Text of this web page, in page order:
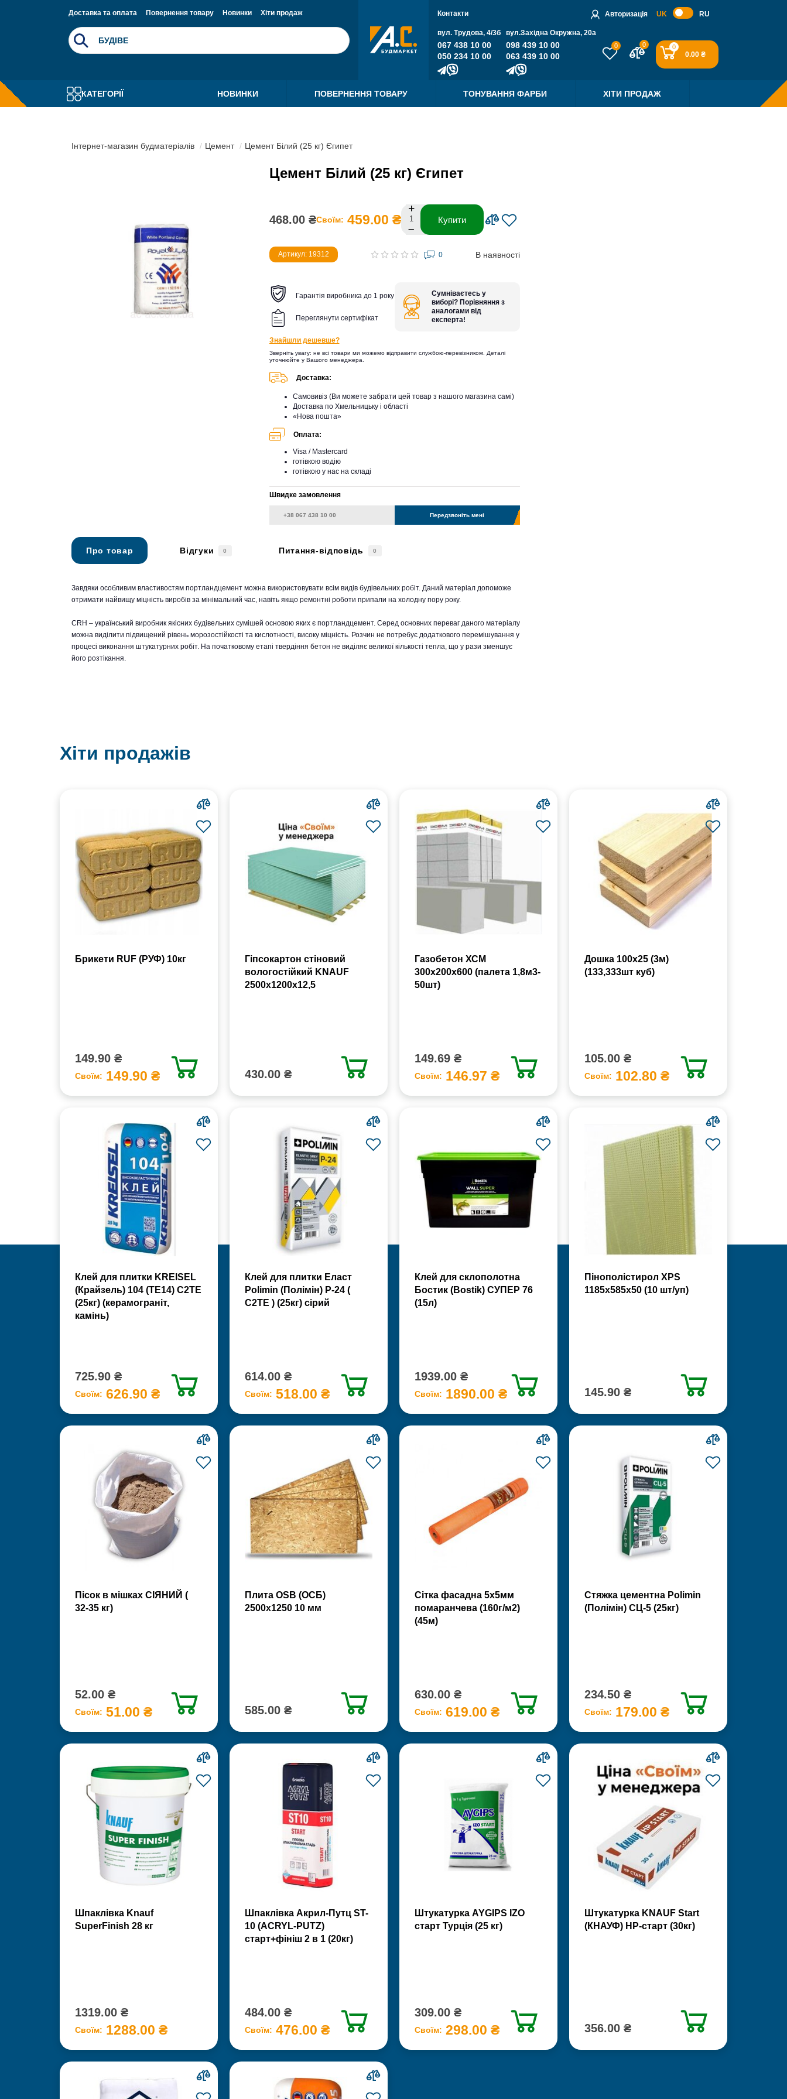
Доставка та оплата Повернення товару Новинки Хіти продаж Контакти Авторизація UK RU
вул. Трудова, 4/3б
067 438 10 00
050 234 10 00
вул.Західна Окружна, 20a
098 439 10 00
063 439 10 00
0 0 0
0.00 ₴
КАТЕГОРІЇ НОВИНКИ ПОВЕРНЕННЯ ТОВАРУ ТОНУВАННЯ ФАРБИ ХІТИ ПРОДАЖ
Інтернет-магазин будматеріалів Цемент Цемент Білий (25 кг) Єгипет
Цемент Білий (25 кг) Єгипет
468.00 ₴Своїм: 459.00 ₴ Купити
Артикул: 19312 0 В наявності
Гарантія виробника до 1 року
Переглянути сертифікат
Сумніваєтесь у
виборі? Порівняння з
аналогами від
експерта!
Знайшли дешевше?
Зверніть увагу: не всі товари ми можемо відправити службою-перевізником. Деталі
уточнюйте у Вашого менеджера.
Доставка:
Самовивіз (Ви можете забрати цей товар з нашого магазина самі)
Доставка по Хмельницьку і області
«Нова пошта»
Оплата:
Visa / Mastercard
готівкою водію
готівкою у нас на складі
Швидке замовлення
Передзвоніть мені
Про товар Відгуки 0 Питання-відповідь 0
Завдяки особливим властивостям портландцемент можна використовувати всім видів будівельних робіт. Даний матеріал допоможе
отримати найвищу міцність виробів за мінімальний час, навіть якщо ремонтні роботи припали на холодну пору року.
CRH – український виробник якісних будівельних сумішей основою яких є портландцемент. Серед основних переваг даного матеріалу
можна виділити підвищений рівень морозостійкості та кислотності, високу міцність. Розчин не потребує додаткового перемішування у
процесі виконання штукатурних робіт. На початковому етапі твердіння бетон не виділяє великої кількості тепла, що у рази зменшує
його розтікання.
Хіти продажів
Брикети RUF (РУФ) 10кг
149.90 ₴
Своїм: 149.90 ₴
Гіпсокартон стіновий
вологостійкий KNAUF
2500х1200х12,5
430.00 ₴
Газобетон ХСМ
300x200x600 (палета 1,8м3-
50шт)
149.69 ₴
Своїм: 146.97 ₴
Дошка 100х25 (3м)
(133,333шт куб)
105.00 ₴
Своїм: 102.80 ₴
Клей для плитки KREISEL
(Крайзель) 104 (ТЕ14) С2TE
(25кг) (керамограніт,
камінь)
725.90 ₴
Своїм: 626.90 ₴
Клей для плитки Еласт
Polimin (Полімін) Р-24 (
С2ТЕ ) (25кг) сірий
614.00 ₴
Своїм: 518.00 ₴
Клей для склополотна
Бостик (Bostik) СУПЕР 76
(15л)
1939.00 ₴
Своїм: 1890.00 ₴
Пінополістирол XPS
1185х585х50 (10 шт/уп)
145.90 ₴
Пісок в мішках СІЯНИЙ (
32-35 кг)
52.00 ₴
Своїм: 51.00 ₴
Плита OSB (ОСБ)
2500х1250 10 мм
585.00 ₴
Сітка фасадна 5х5мм
помаранчева (160г/м2)
(45м)
630.00 ₴
Своїм: 619.00 ₴
Стяжка цементна Polimin
(Полімін) СЦ-5 (25кг)
234.50 ₴
Своїм: 179.00 ₴
Шпаклівка Knauf
SuperFinish 28 кг
1319.00 ₴
Своїм: 1288.00 ₴
Шпаклівка Акрил-Путц ST-
10 (ACRYL-PUTZ)
старт+фініш 2 в 1 (20кг)
484.00 ₴
Своїм: 476.00 ₴
Штукатурка AYGIPS IZO
старт Турція (25 кг)
309.00 ₴
Своїм: 298.00 ₴
Штукатурка KNAUF Start
(КНАУФ) НР-старт (30кг)
356.00 ₴